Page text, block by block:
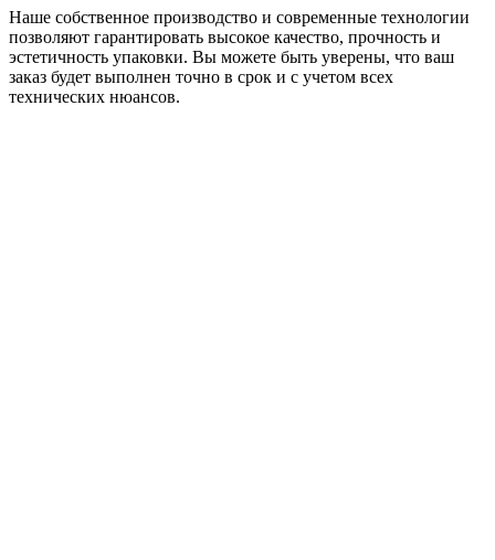
Наше собственное производство и современные технологии
позволяют гарантировать высокое качество, прочность и
эстетичность упаковки. Вы можете быть уверены, что ваш
заказ будет выполнен точно в срок и с учетом всех
технических нюансов.